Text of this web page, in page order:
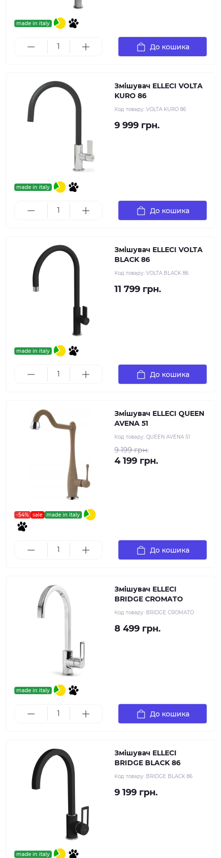
made in italy
До кошика
made in italy
Змішувач ELLECI VOLTA
KURO 86
Код товару: VOLTA KURO 86
9 999 грн.
До кошика
made in italy
Змішувач ELLECI VOLTA
BLACK 86
Код товару: VOLTA BLACK 86
11 799 грн.
До кошика
-54% sale made in italy
Змішувач ELLECI QUEEN
AVENA 51
Код товару: QUEEN AVENA 51
9 199 грн.
4 199 грн.
До кошика
made in italy
Змішувач ELLECI
BRIDGE CROMATO
Код товару: BRIDGE CROMATO
8 499 грн.
До кошика
made in italy
Змішувач ELLECI
BRIDGE BLACK 86
Код товару: BRIDGE BLACK 86
9 199 грн.